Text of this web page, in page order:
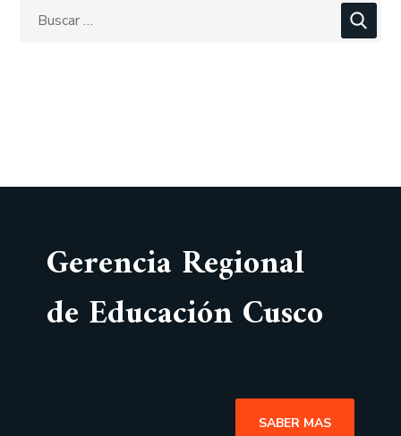
Gerencia Regional
de Educación Cusco
SABER MAS